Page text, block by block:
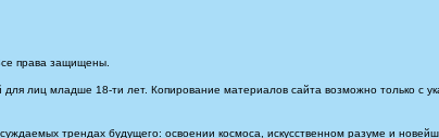
права защищены.
лиц младше 18-ти лет. Копирование материалов сайта возможно только с
трендах будущего: освоении космоса, искусственном разуме и